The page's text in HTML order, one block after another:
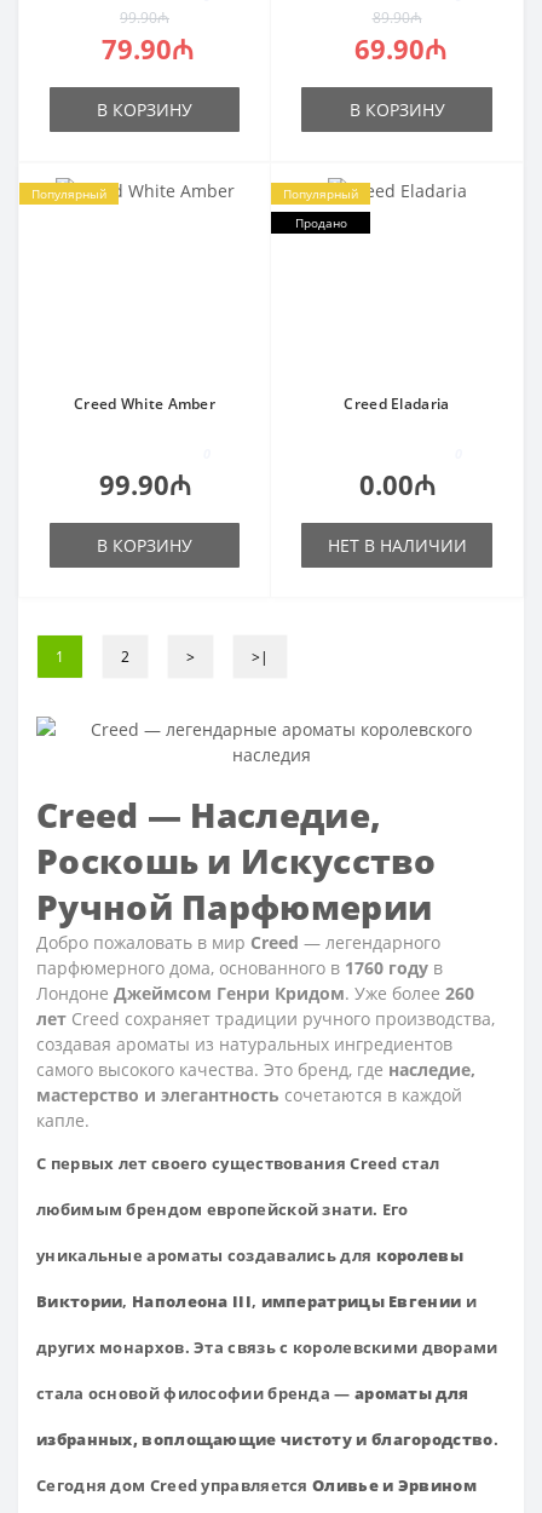
99.90₼
79.90₼
В КОРЗИНУ
89.90₼
69.90₼
В КОРЗИНУ
Популярный
Creed White Amber
99.90₼
В КОРЗИНУ
Популярный
Продано
Creed Eladaria
0.00₼
НЕТ В НАЛИЧИИ
1 2 > >|
Creed — Наследие,
Роскошь и Искусство
Ручной Парфюмерии
Добро пожаловать в мир Creed — легендарного
парфюмерного дома, основанного в 1760 году в
Лондоне Джеймсом Генри Кридом. Уже более 260
лет Creed сохраняет традиции ручного производства,
создавая ароматы из натуральных ингредиентов
самого высокого качества. Это бренд, где наследие,
мастерство и элегантность сочетаются в каждой
капле.
С первых лет своего существования Creed стал
любимым брендом европейской знати. Его
уникальные ароматы создавались для королевы
Виктории, Наполеона III, императрицы Евгении и
других монархов. Эта связь с королевскими дворами
стала основой философии бренда — ароматы для
избранных, воплощающие чистоту и благородство.
Сегодня дом Creed управляется Оливье и Эрвином